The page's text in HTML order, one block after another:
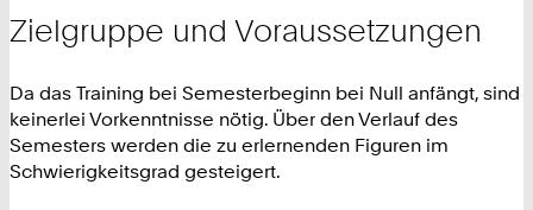
Zielgruppe und Voraussetzungen
Da das Training bei Semesterbeginn bei Null anfängt, sind
keinerlei Vorkenntnisse nötig. Über den Verlauf des
Semesters werden die zu erlernenden Figuren im
Schwierigkeitsgrad gesteigert.